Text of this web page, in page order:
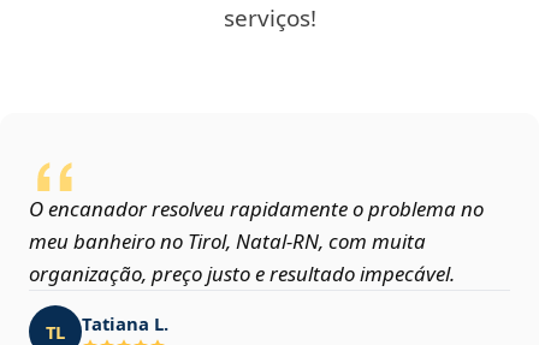
serviços!
O encanador resolveu rapidamente o problema no
meu banheiro no Tirol, Natal‑RN, com muita
organização, preço justo e resultado impecável.
TL Tatiana L.